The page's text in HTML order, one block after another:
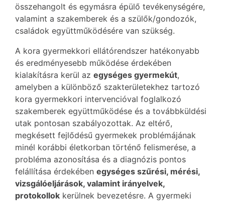
összehangolt és egymásra épülő tevékenységére,
valamint a szakemberek és a szülők/gondozók,
családok együttműködésére van szükség.
A kora gyermekkori ellátórendszer hatékonyabb
és eredményesebb működése érdekében
kialakításra kerül az egységes gyermekút,
amelyben a különböző szakterületekhez tartozó
kora gyermekkori intervencióval foglalkozó
szakemberek együttműködése és a továbbküldési
utak pontosan szabályozottak. Az eltérő,
megkésett fejlődésű gyermekek problémájának
minél korábbi életkorban történő felismerése, a
probléma azonosítása és a diagnózis pontos
felállítása érdekében egységes szűrési, mérési,
vizsgálóeljárások, valamint irányelvek,
protokollok kerülnek bevezetésre. A gyermeki